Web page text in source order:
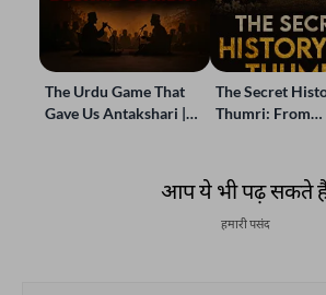
The Urdu Game That
Gave Us Antakshari |
The Secret
Thumri: From
आप ये भी पढ़ सकते
हमारी पसंद